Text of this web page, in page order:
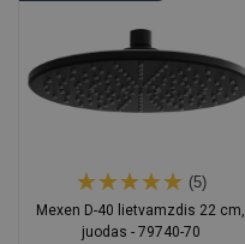
(5)
Mexen D-40 lietvamzdis 22 cm,
juodas - 79740-70